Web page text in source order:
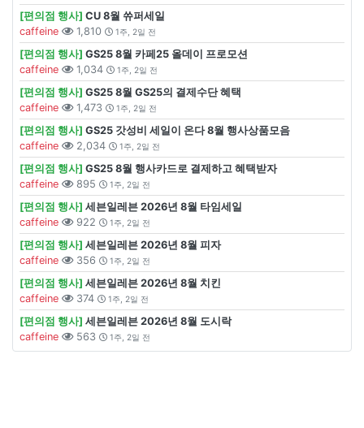
[편의점 행사] CU 8월 쓔퍼세일
caffeine
1,810 1주, 2일 전
[편의점 행사] GS25 8월 카페25 올데이 프로모션
caffeine
1,034 1주, 2일 전
[편의점 행사] GS25 8월 GS25의 결제수단 혜택
caffeine
1,473 1주, 2일 전
[편의점 행사] GS25 갓성비 세일이 온다 8월 행사상품모음
caffeine
2,034 1주, 2일 전
[편의점 행사] GS25 8월 행사카드로 결제하고 혜택받자
caffeine
895 1주, 2일 전
[편의점 행사] 세븐일레븐 2026년 8월 타임세일
caffeine
922 1주, 2일 전
[편의점 행사] 세븐일레븐 2026년 8월 피자
caffeine
356 1주, 2일 전
[편의점 행사] 세븐일레븐 2026년 8월 치킨
caffeine
374 1주, 2일 전
[편의점 행사] 세븐일레븐 2026년 8월 도시락
caffeine
563 1주, 2일 전